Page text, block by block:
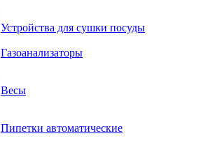
Устройства для сушки посуды
Газоанализаторы
Весы
Пипетки автоматические